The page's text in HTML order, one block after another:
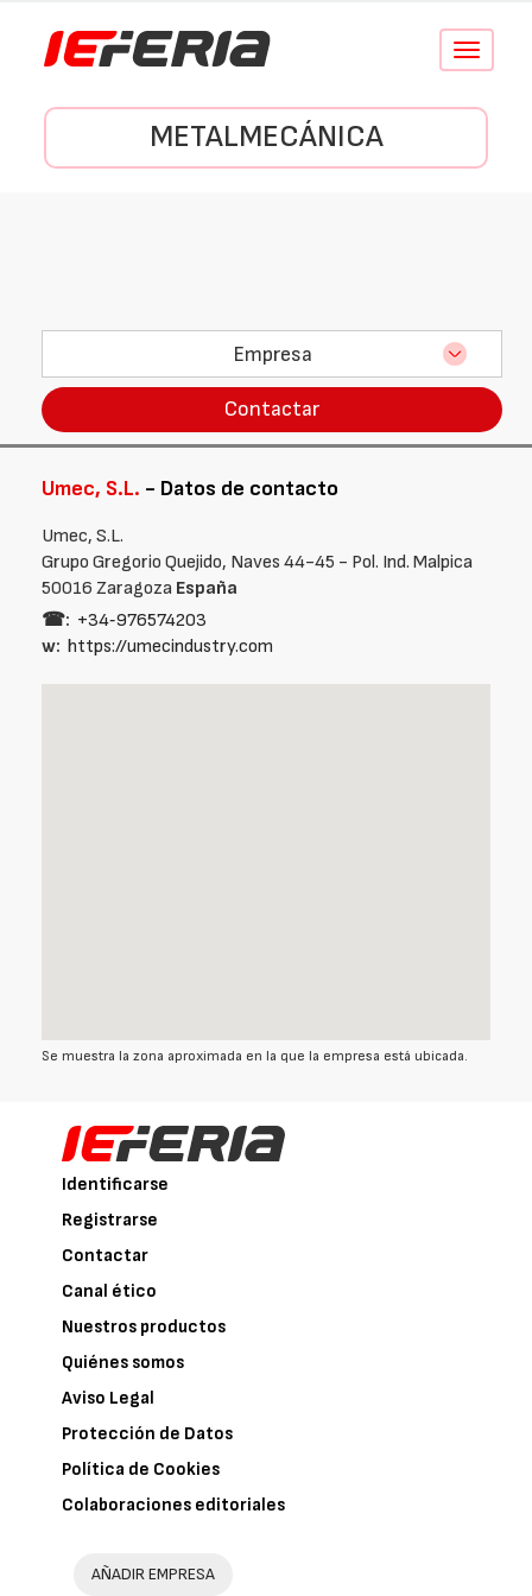
Conmutar
METALMECÁNICA
Empresa
Contactar
Umec, S.L. - Datos de contacto
Umec, S.L.
Grupo Gregorio Quejido, Naves 44-45 - Pol. Ind. Malpica
50016 Zaragoza España
☎: +34‑976574203
w: https://umecindustry.com
Se muestra la zona aproximada en la que la empresa está ubicada.
Identificarse
Registrarse
Contactar
Canal ético
Nuestros productos
Quiénes somos
Aviso Legal
Protección de Datos
Política de Cookies
Colaboraciones editoriales
AÑADIR EMPRESA